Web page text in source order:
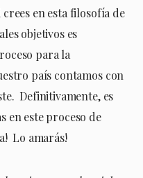
en esta filosofía de
objetivos es
para la
país contamos con
Definitivamente, es
en este proceso de
Lo amarás!